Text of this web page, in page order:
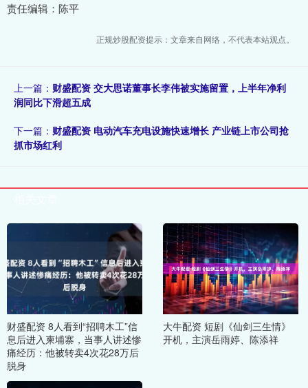
责任编辑：陈平
正规炒股配资提示：文章来自网络，不代表本站观点。
上一篇： 财盛配资 交大思诺董事长李伟被实施留置，上半年净利
润同比下滑超五成
下一篇： 财盛配资 电动汽车充电设施快速增长 产业链上市公司抢
抓市场红利
财盛配资 8人看到“招聘木工”信
息后进入柬埔寨，当事人讲述惨
痛经历：他被转卖4次花28万后
脱身
大牛配资 短剧《仙剑三生情》
开机，主演岳雨婷、陈添祥